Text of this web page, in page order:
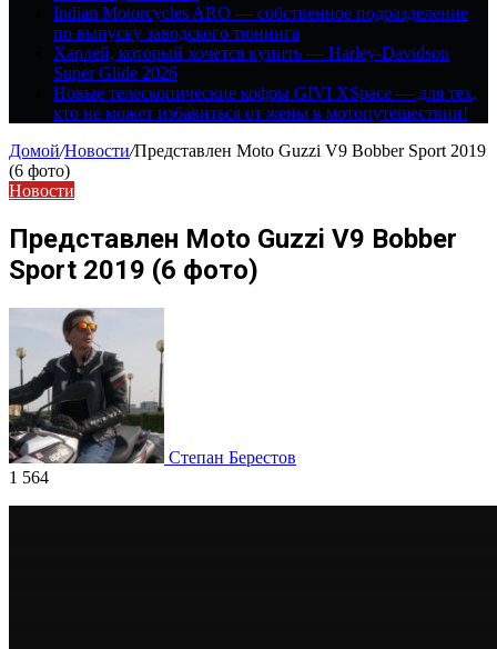
Indian Motorcycles ARO — собственное подразделение
по выпуску заводского тюнинга
Харлей, который хочется купить — Harley-Davidson
Super Glide 2026
Новые телескопические кофры GIVI XSpace — для тех,
кто не может избавиться от жены в мотопутешествии!
Домой/Новости/Представлен Moto Guzzi V9 Bobber Sport 2019
(6 фото)
Новости
Представлен Moto Guzzi V9 Bobber
Sport 2019 (6 фото)
Степан Берестов
1 564